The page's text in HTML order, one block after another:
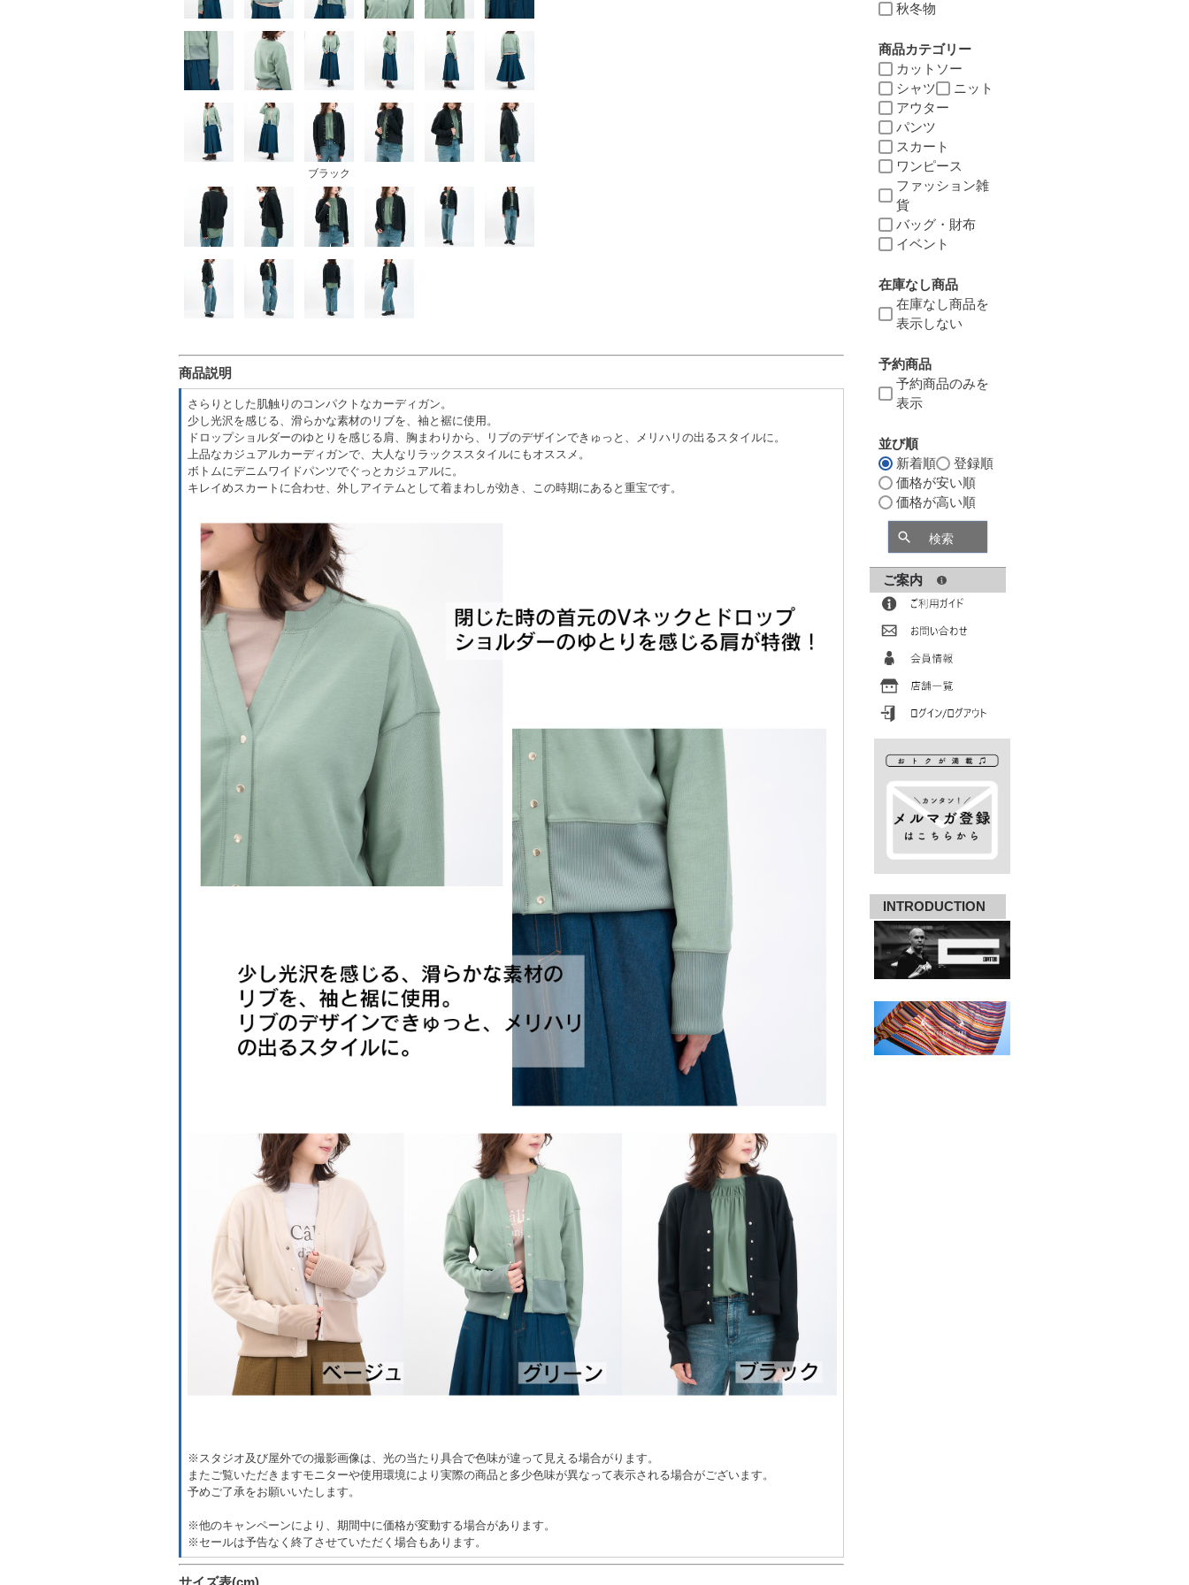
ブラック
商品説明
さらりとした肌触りのコンパクトなカーディガン。
少し光沢を感じる、滑らかな素材のリブを、袖と裾に使用。
ドロップショルダーのゆとりを感じる肩、胸まわりから、リブのデザインできゅっと、メリハリの出るスタイルに。
上品なカジュアルカーディガンで、大人なリラックススタイルにもオススメ。
ボトムにデニムワイドパンツでぐっとカジュアルに。
キレイめスカートに合わせ、外しアイテムとして着まわしが効き、この時期にあると重宝です。
※スタジオ及び屋外での撮影画像は、光の当たり具合で色味が違って見える場合がります。
またご覧いただきますモニターや使用環境により実際の商品と多少色味が異なって表示される場合がございます。
予めご了承をお願いいたします。
※他のキャンペーンにより、期間中に価格が変動する場合があります。
※セールは予告なく終了させていただく場合もあります。
サイズ表(cm)
秋冬物
商品カテゴリー
カットソー
シャツ
ニット
アウター
パンツ
スカート
ワンピース
ファッション雑
貨
バッグ・財布
イベント
在庫なし商品
在庫なし商品を
表示しない
予約商品
予約商品のみを
表示
並び順
新着順
登録順
価格が安い順
価格が高い順
検索
ご案内
INTRODUCTION